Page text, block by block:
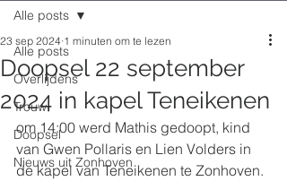
Alle posts
Overlijdens
Trouw
Doopsel
Nieuws uit Zonhoven
Alle posts
Doopsel 22 september
2024 in kapel Teneikenen
23 sep 2024 1 minuten om te lezen
om 14:00 werd Mathis gedoopt, kind
van Gwen Pollaris en Lien Volders in
de kapel van Teneikenen te Zonhoven.